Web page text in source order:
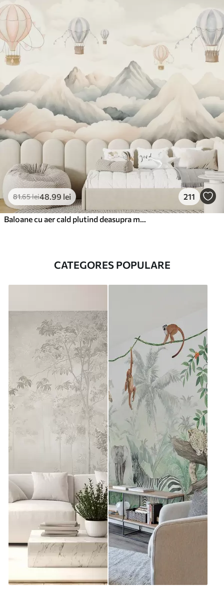
81.65lei48 .99 lei 211
CATEGORES POPULARE